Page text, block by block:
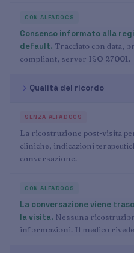
Consenso informato alla
default. Tracciato con data,
compliant, server ISO 27001.
Qualità del ricordo
La ricostruzione post-visita
cliniche, indicazioni
conversazione.
La conversazione viene
la visita. Nessuna
informazioni. Il medico